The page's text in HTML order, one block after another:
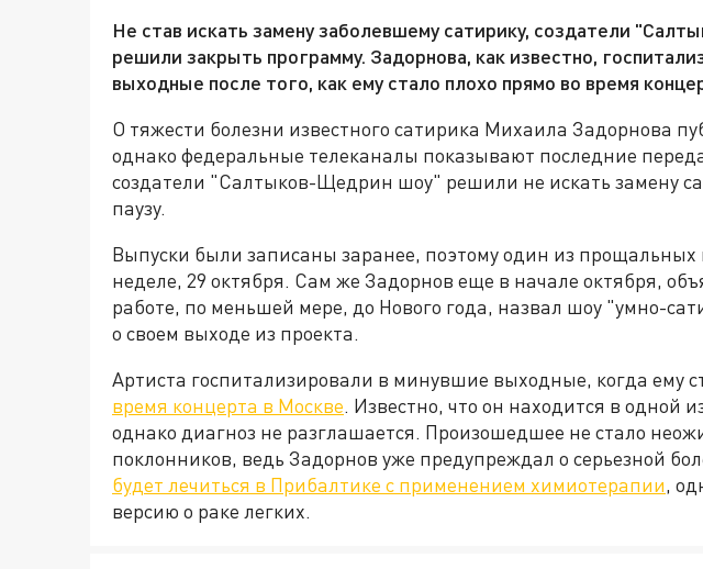
Не став искать замену заболевшему сатирику, создатели
решили закрыть программу. Задорнова, как известно,
выходные после того, как ему стало плохо прямо во время
О тяжести болезни известного сатирика Михаила Задорнова
однако федеральные телеканалы показывают последние
создатели "Салтыков-Щедрин шоу" решили не искать замену
паузу.
Выпуски были записаны заранее, поэтому один из прощальных
неделе, 29 октября. Сам же Задорнов еще в начале октября,
работе, по меньшей мере, до Нового года, назвал шоу "умно-
о своем выходе из проекта.
Артиста госпитализировали в минувшие выходные, когда ему
время концерта в Москве. Известно, что он находится в одной
однако диагноз не разглашается. Произошедшее не стало
поклонников, ведь Задорнов уже предупреждал о серьезной
будет лечиться в Прибалтике с применением химиотерапии,
версию о раке легких.